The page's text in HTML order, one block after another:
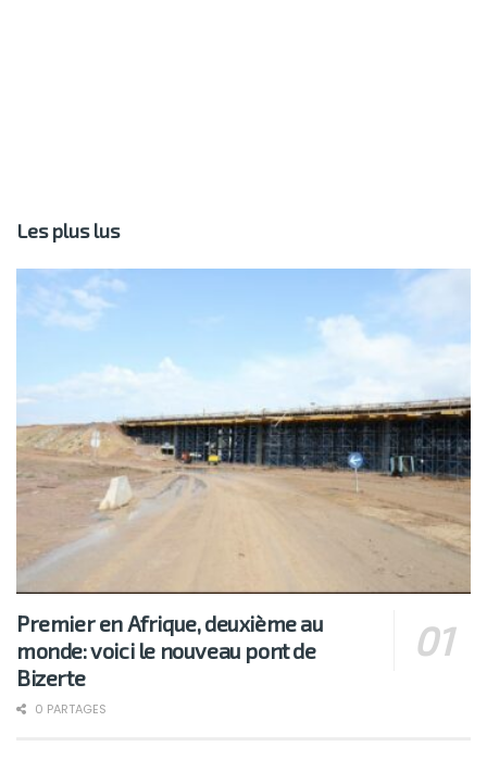
Les plus lus
Premier en Afrique, deuxième au
monde: voici le nouveau pont de
Bizerte
0 PARTAGES